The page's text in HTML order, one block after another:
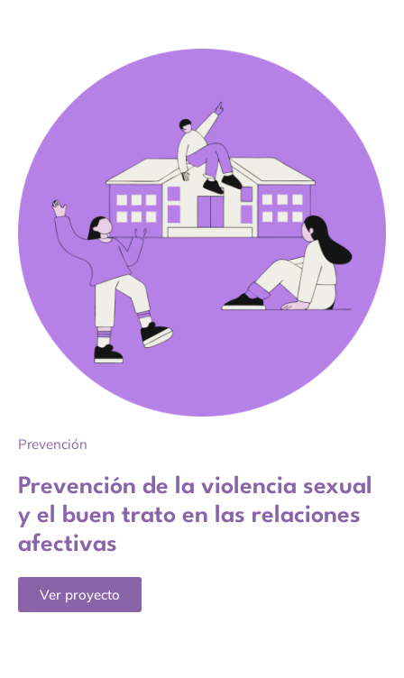
Prevención
Prevención de la violencia sexual
y el buen trato en las relaciones
afectivas
Ver proyecto